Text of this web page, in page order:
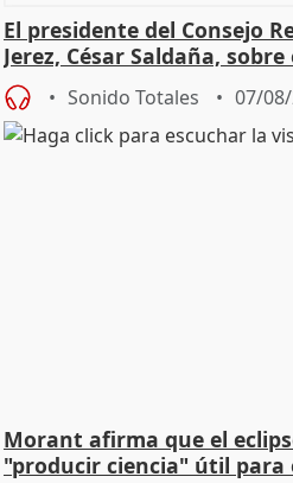
El presidente del Consejo
Jerez, César Saldaña,
Sonido Totales 07/
Morant afirma que el
"producir ciencia" útil para